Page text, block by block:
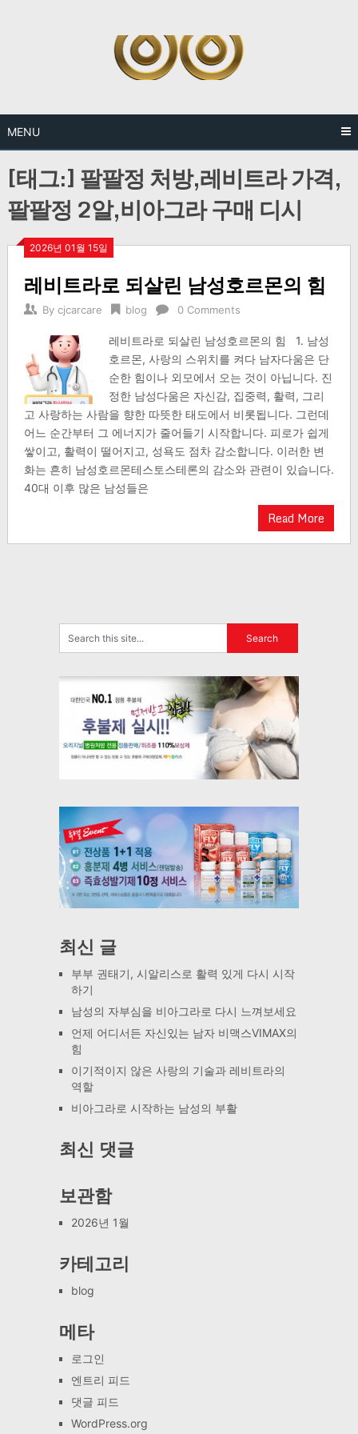
MENU
[태그:]팔팔정 처방,레비트라 가격,
팔팔정 2알,비아그라 구매 디시
2026년 01월 15일
레비트라로 되살린 남성호르몬의 힘
By cjcarcare blog 0 Comments
레비트라로 되살린 남성호르몬의 힘 1. 남성
호르몬, 사랑의 스위치를 켜다 남자다움은 단
순한 힘이나 외모에서 오는 것이 아닙니다. 진
정한 남성다움은 자신감, 집중력, 활력, 그리
고 사랑하는 사람을 향한 따뜻한 태도에서 비롯됩니다. 그런데
어느 순간부터 그 에너지가 줄어들기 시작합니다. 피로가 쉽게
쌓이고, 활력이 떨어지고, 성욕도 점차 감소합니다. 이러한 변
화는 흔히 남성호르몬테스토스테론의 감소와 관련이 있습니다.
40대 이후 많은 남성들은
Read More
최신 글
부부 권태기, 시알리스로 활력 있게 다시 시작
하기
남성의 자부심을 비아그라로 다시 느껴보세요
언제 어디서든 자신있는 남자 비맥스VIMAX의
힘
이기적이지 않은 사랑의 기술과 레비트라의
역할
비아그라로 시작하는 남성의 부활
최신 댓글
보관함
2026년 1월
카테고리
blog
메타
로그인
엔트리 피드
댓글 피드
WordPress.org